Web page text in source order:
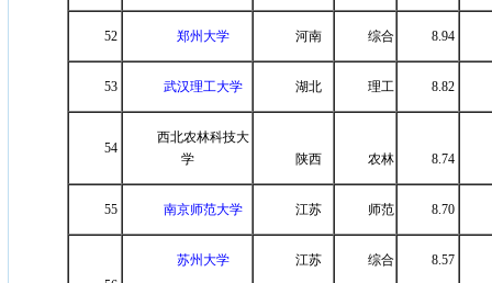
52 郑州大学 河南 综合 8.94
53 武汉理工大学 湖北 理工 8.82
54
西北农林科技大
学
陕西 农林 8.74
55 南京师范大学 江苏 师范 8.70
苏州大学 江苏 综合 8.57